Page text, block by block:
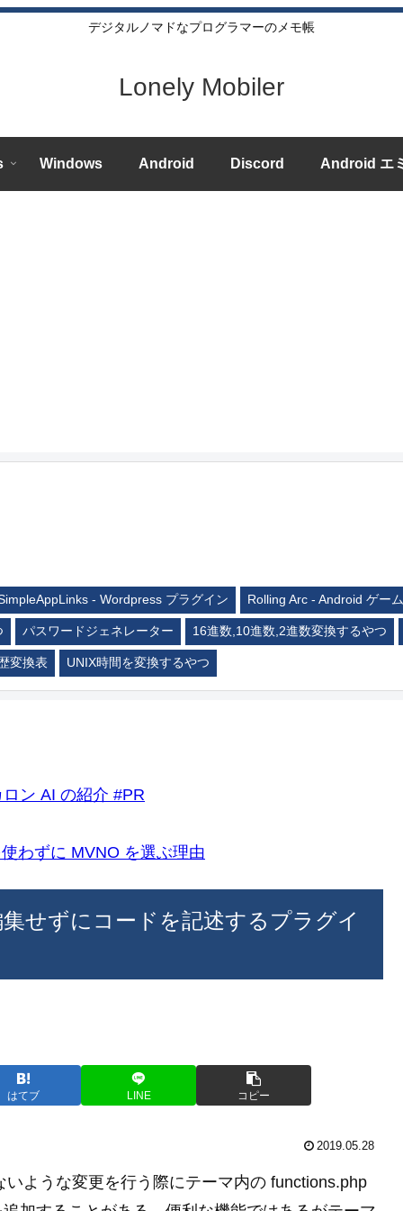
デジタルノマドなプログラマーのメモ帳
Lonely Mobiler
Windows Android Discord Android エ
- Wordpress プラグイン Rolling Arc - Android ゲーム
パスワードジェネレーター 16進数,10進数,2進数変換するやつ
変換表 UNIX時間を変換するやつ
ン AI の紹介 #PR
わずに MVNO を選ぶ理由
せずにコードを記述するプラグイ
はてブ LINE コピー
2019.05.28
ような変更を行う際にテーマ内の functions.php